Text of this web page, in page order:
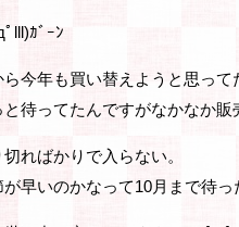
lll)ｶﾞｰﾝ
ら今年も買い替えようと思って
と待ってたんですがなかなか販
ればかりで入らない。
が早いのかなって10月まで待っ